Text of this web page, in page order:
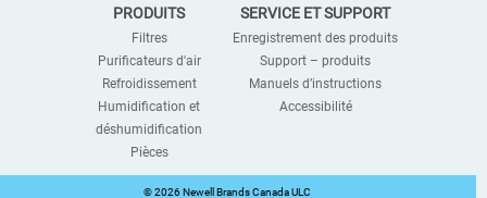
PRODUITS
Filtres
Purificateurs d'air
Refroidissement
Humidification et
déshumidification
Pièces
SERVICE ET SUPPORT
Enregistrement des produits
Support – produits
Manuels d’instructions
Accessibilité
©2026 Newell Brands Canada ULC